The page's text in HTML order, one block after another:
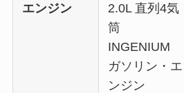
エンジン
2.0L 直列4気
筒
INGENIUM
ガソリン・エ
ンジン